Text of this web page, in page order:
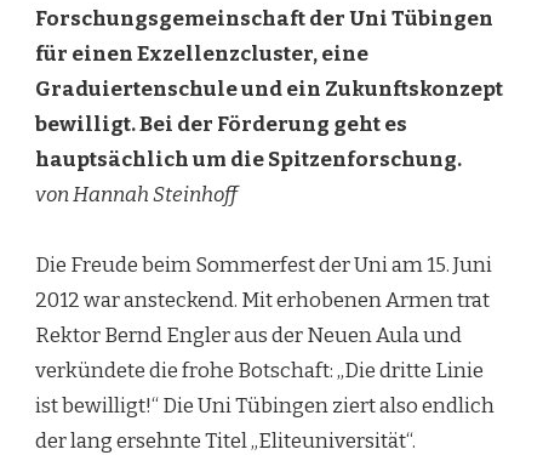
Forschungsgemeinschaft der Uni Tübingen
für einen Exzellenzcluster, eine
Graduiertenschule und ein Zukunftskonzept
bewilligt. Bei der Förderung geht es
hauptsächlich um die Spitzenforschung.
von Hannah Steinhoff
Die Freude beim Sommerfest der Uni am 15. Juni
2012 war ansteckend. Mit erhobenen Armen trat
Rektor Bernd Engler aus der Neuen Aula und
verkündete die frohe Botschaft: „Die dritte Linie
ist bewilligt!“ Die Uni Tübingen ziert also endlich
der lang ersehnte Titel „Eliteuniversität“.